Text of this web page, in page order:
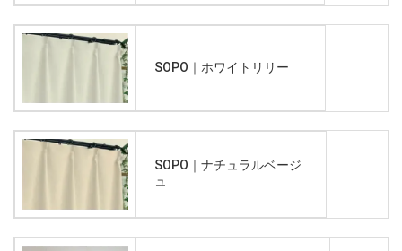
SOPO｜ホワイトリリー
SOPO｜ナチュラルベージ
ュ